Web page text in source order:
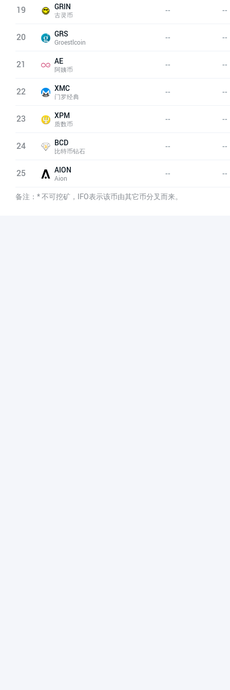
19 GRIN
古灵币 -- --
20 GRS
Groestlcoin -- --
21 AE
阿姨币 -- --
22 XMC
门罗经典 -- --
23 XPM
质数币 -- --
24 BCD
比特币钻石 -- --
25 AION
Aion -- --
备注：* 不可挖矿，IFO表示该币由其它币分叉而来。